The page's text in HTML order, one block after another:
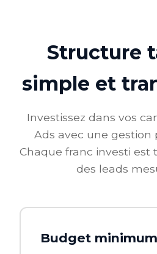
Structure
simple et
Investissez dans vos
Ads avec une gestion
Chaque franc investi est
des leads
Budget minimum